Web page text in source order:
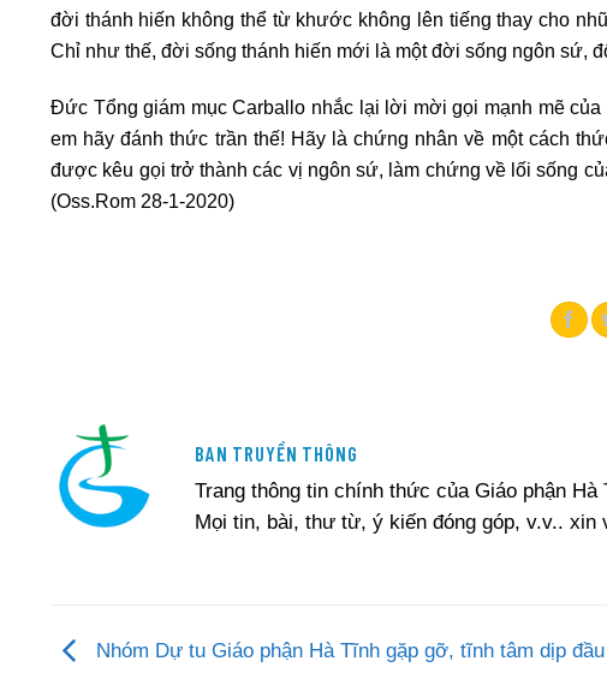
đời thánh hiến không thể từ khước không lên tiếng thay cho
Chỉ như thế, đời sống thánh hiến mới là một đời sống ngôn sứ,
Đức Tổng giám mục Carballo nhắc lại lời mời gọi mạnh mẽ
em hãy đánh thức trần thế! Hãy là chứng nhân về một cách
được kêu gọi trở thành các vị ngôn sứ, làm chứng về lối sống
(Oss.Rom 28-1-2020)
BAN TRUYỀN THÔNG
Trang thông tin chính thức của Giáo phận
Mọi tin, bài, thư từ, ý kiến đóng góp, v.v.. xin
Nhóm Dự tu Giáo phận Hà Tĩnh gặp gỡ, tĩnh tâm dịp đầu